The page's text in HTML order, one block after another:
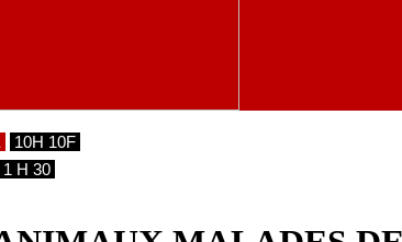
10H 10F
H 30